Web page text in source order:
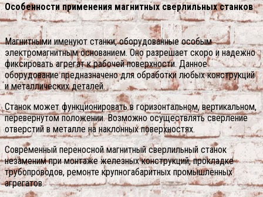
Особенности применения магнитных сверлильных станков
Магнитными именуют станки, оборудованные особым
электромагнитным основанием. Оно разрешает скоро и надежно
фиксировать агрегат к рабочей поверхности. Данное
оборудование предназначено для обработки любых конструкций
и металлических деталей.
Станок может функционировать в горизонтальном, вертикальном,
перевернутом положении. Возможно осуществлять сверление
отверстий в металле на наклонных поверхностях.
Современный переносной магнитный сверлильный станок
незаменим при монтаже железных конструкций, прокладке
трубопроводов, ремонте крупногабаритных промышленных
агрегатов.